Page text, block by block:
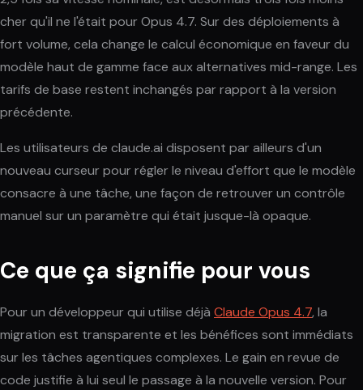
cher qu'il ne l'était pour Opus 4.7. Sur des déploiements à
fort volume, cela change le calcul économique en faveur du
modèle haut de gamme face aux alternatives mid-range. Les
tarifs de base restent inchangés par rapport à la version
précédente.
Les utilisateurs de claude.ai disposent par ailleurs d'un
nouveau curseur pour régler le niveau d'effort que le modèle
consacre à une tâche, une façon de retrouver un contrôle
manuel sur un paramètre qui était jusque-là opaque.
Ce que ça signifie pour vous
Pour un développeur qui utilise déjà Claude Opus 4.7, la
migration est transparente et les bénéfices sont immédiats
sur les tâches agentiques complexes. Le gain en revue de
code justifie à lui seul le passage à la nouvelle version. Pour